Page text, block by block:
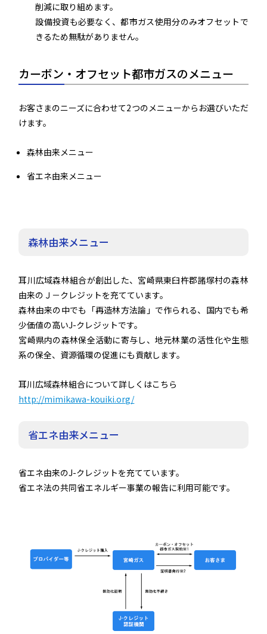
削減に取り組めます。
設備投資も必要なく、都市ガス使用分のみオフセットで
きるため無駄がありません。
カーボン・オフセット都市ガスのメニュー
お客さまのニーズに合わせて2つのメニューからお選びいただ
けます。
森林由来メニュー
省エネ由来メニュー
森林由来メニュー
耳川広域森林組合が創出した、宮崎県東臼杵郡諸塚村の森林
由来のＪ－クレジットを充てています。
森林由来の中でも「再造林方法論」で作られる、国内でも希
少価値の高いJ-クレジットです。
宮崎県内の森林保全活動に寄与し、地元林業の活性化や生態
系の保全、資源循環の促進にも貢献します。
耳川広域森林組合について詳しくはこちら
http://mimikawa-kouiki.org/
省エネ由来メニュー
省エネ由来のJ-クレジットを充てています。
省エネ法の共同省エネルギー事業の報告に利用可能です。